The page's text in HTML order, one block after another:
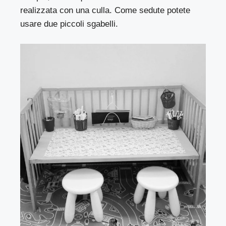
realizzata con una culla. Come sedute potete
usare due piccoli sgabelli.